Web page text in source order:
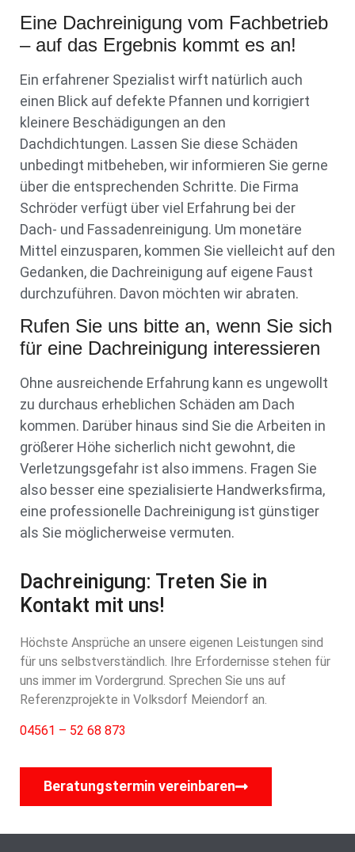
Eine Dachreinigung vom Fachbetrieb
– auf das Ergebnis kommt es an!
Ein erfahrener Spezialist wirft natürlich auch
einen Blick auf defekte Pfannen und korrigiert
kleinere Beschädigungen an den
Dachdichtungen. Lassen Sie diese Schäden
unbedingt mitbeheben, wir informieren Sie gerne
über die entsprechenden Schritte. Die Firma
Schröder verfügt über viel Erfahrung bei der
Dach- und Fassadenreinigung. Um monetäre
Mittel einzusparen, kommen Sie vielleicht auf den
Gedanken, die Dachreinigung auf eigene Faust
durchzuführen. Davon möchten wir abraten.
Rufen Sie uns bitte an, wenn Sie sich
für eine Dachreinigung interessieren
Ohne ausreichende Erfahrung kann es ungewollt
zu durchaus erheblichen Schäden am Dach
kommen. Darüber hinaus sind Sie die Arbeiten in
größerer Höhe sicherlich nicht gewohnt, die
Verletzungsgefahr ist also immens. Fragen Sie
also besser eine spezialisierte Handwerksfirma,
eine professionelle Dachreinigung ist günstiger
als Sie möglicherweise vermuten.
Dachreinigung: Treten Sie in
Kontakt mit uns!
Höchste Ansprüche an unsere eigenen Leistungen sind
für uns selbstverständlich. Ihre Erfordernisse stehen für
uns immer im Vordergrund. Sprechen Sie uns auf
Referenzprojekte in Volksdorf Meiendorf an.
04561 – 52 68 873
Beratungstermin vereinbaren